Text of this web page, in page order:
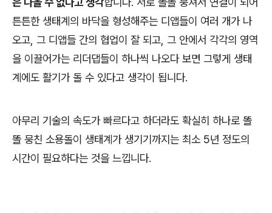
튼튼한 생태계의 바닥을 형성해주는 디앱들이 여러 개가 나
오고, 그 디앱들 간의 협업이 잘 되고, 그 안에서 각각의 영역
을 이끌어가는 리더댑들이 하나씩 나오다 보면 그렇게 생태
계에도 활기가 돌 수 있다고 생각이 됩니다.
아무리 기술의 속도가 빠르다고 하더라도 확실히 하나로 똘
똘 뭉친 소용돌이 생태계가 생기기까지는 최소 5년 정도의
시간이 필요하다는 것을 느낍니다.